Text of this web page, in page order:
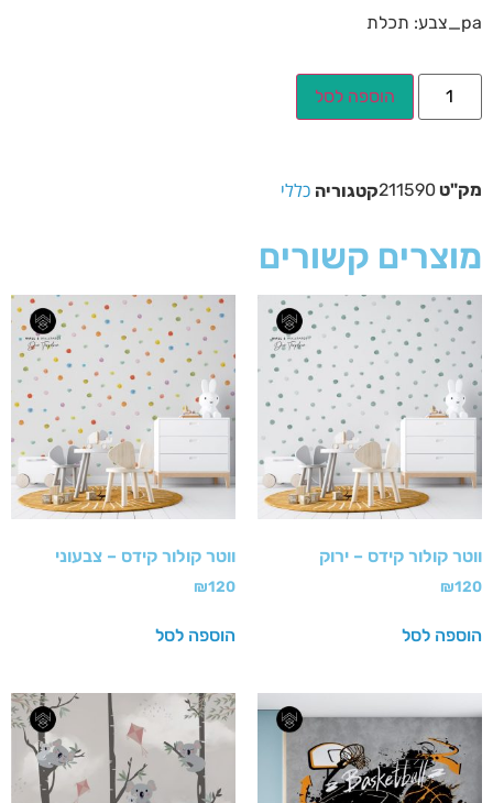
pa_צבע: תכלת
הוספה לסל
מק"ט 211590קטגוריה כללי
מוצרים קשורים
ווטר קולור קידס – ירוק
₪120
הוספה לסל
ווטר קולור קידס – צבעוני
₪120
הוספה לסל